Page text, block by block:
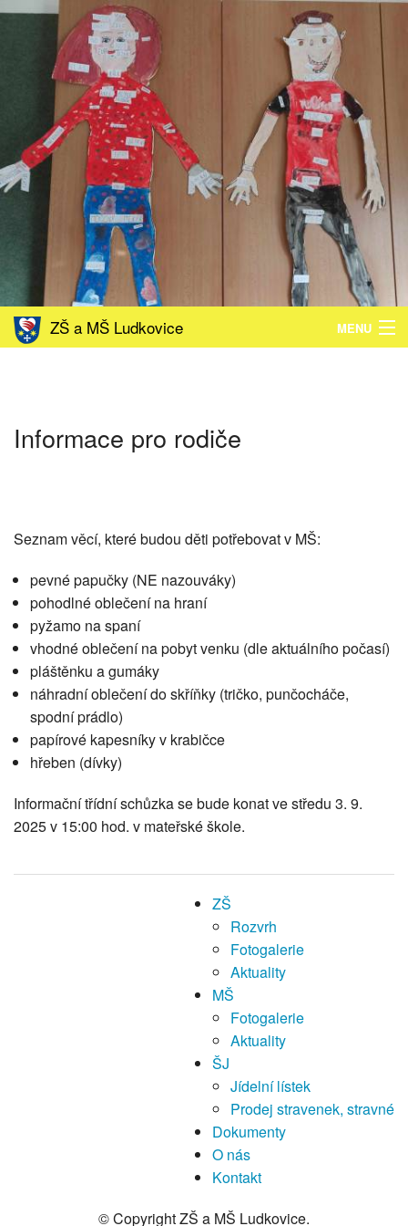
ZŠ a MŠ Ludkovice MENU
ŠJ
Informace pro rodiče
Seznam věcí, které budou děti potřebovat v MŠ:
pevné papučky (NE nazouváky)
pohodlné oblečení na hraní
pyžamo na spaní
vhodné oblečení na pobyt venku (dle aktuálního počasí)
pláštěnku a gumáky
náhradní oblečení do skříňky (tričko, punčocháče,
spodní prádlo)
papírové kapesníky v krabičce
hřeben (dívky)
Informační třídní schůzka se bude konat ve středu 3. 9.
2025 v 15:00 hod. v mateřské škole.
ZŠ
Rozvrh
Fotogalerie
Aktuality
MŠ
Fotogalerie
Aktuality
ŠJ
Jídelní lístek
Prodej stravenek, stravné
Dokumenty
O nás
Kontakt
© Copyright ZŠ a MŠ Ludkovice.